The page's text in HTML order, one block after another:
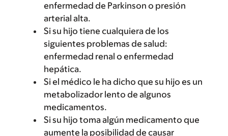
enfermedad de Parkinson o presión
arterial alta.
Si su hijo tiene cualquiera de los
siguientes problemas de salud:
enfermedad renal o enfermedad
hepática.
Si el médico le ha dicho que su hijo es un
metabolizador lento de algunos
medicamentos.
Si su hijo toma algún medicamento que
aumente la posibilidad de causar